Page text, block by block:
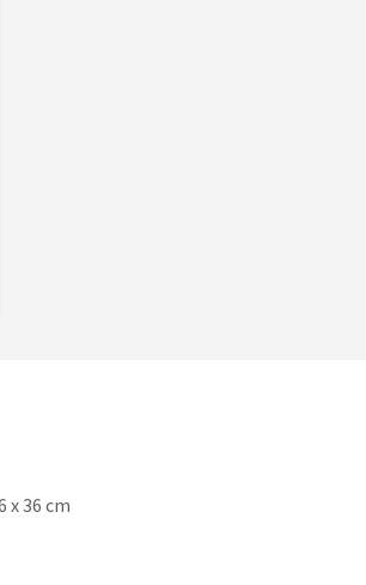
x 36 cm